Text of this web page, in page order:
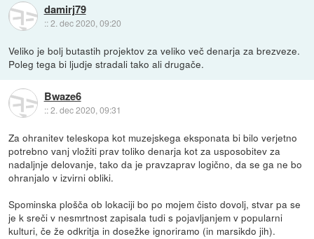
damirj79
::2. dec 2020, 09:20
Veliko je bolj butastih projektov za veliko več denarja za brezveze.
Poleg tega bi ljudje stradali tako ali drugače.
Bwaze6
::2. dec 2020, 09:31
Za ohranitev teleskopa kot muzejskega eksponata bi bilo verjetno
potrebno vanj vložiti prav toliko denarja kot za usposobitev za
nadaljnje delovanje, tako da je pravzaprav logično, da se ga ne bo
ohranjalo v izvirni obliki.
Spominska plošča ob lokaciji bo po mojem čisto dovolj, stvar pa se
je k sreči v nesmrtnost zapisala tudi s pojavljanjem v popularni
kulturi, če že odkritja in dosežke ignoriramo (in marsikdo jih).